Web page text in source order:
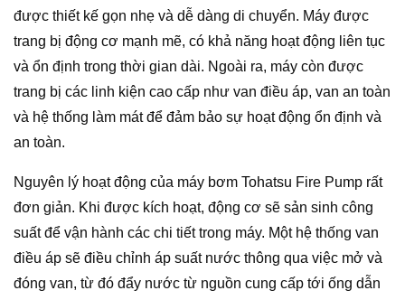
được thiết kế gọn nhẹ và dễ dàng di chuyển. Máy được
trang bị động cơ mạnh mẽ, có khả năng hoạt động liên tục
và ổn định trong thời gian dài. Ngoài ra, máy còn được
trang bị các linh kiện cao cấp như van điều áp, van an toàn
và hệ thống làm mát để đảm bảo sự hoạt động ổn định và
an toàn.
Nguyên lý hoạt động của máy bơm Tohatsu Fire Pump rất
đơn giản. Khi được kích hoạt, động cơ sẽ sản sinh công
suất để vận hành các chi tiết trong máy. Một hệ thống van
điều áp sẽ điều chỉnh áp suất nước thông qua việc mở và
đóng van, từ đó đẩy nước từ nguồn cung cấp tới ống dẫn